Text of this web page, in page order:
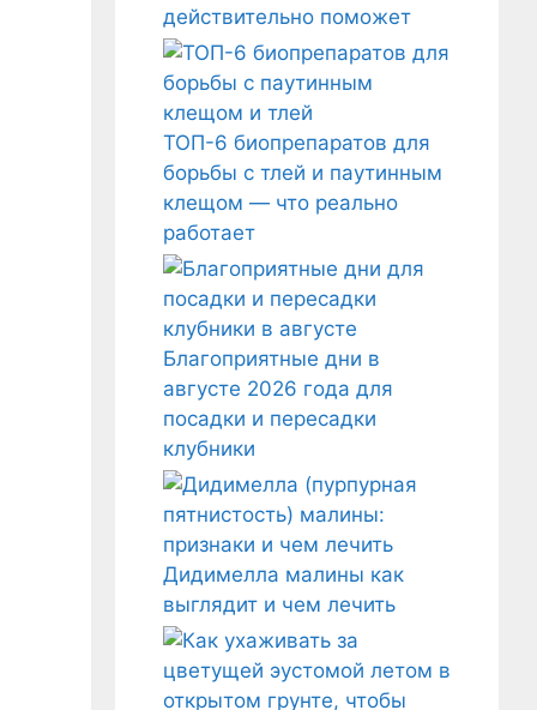
действительно поможет
ТОП-6 биопрепаратов для
борьбы с тлей и паутинным
клещом — что реально
работает
Благоприятные дни в
августе 2026 года для
посадки и пересадки
клубники
Дидимелла малины как
выглядит и чем лечить